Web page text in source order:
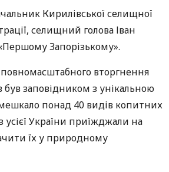
Кирилівської селищної
селищний голова Іван
Запорізькому».
вторгнення
був заповідником з унікальною
понад 40 видів копитних
усієї України приїжджали на
їх у природному